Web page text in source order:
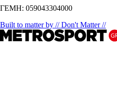
ΓΕΜΗ: 059043304000
Built to matter by // Don't Matter //